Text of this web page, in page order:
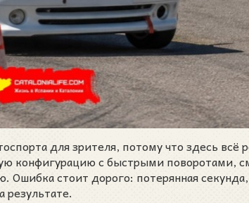
для зрителя, потому что здесь всё
конфигурацию с быстрыми поворотами,
стоит дорого: потерянная
результате.